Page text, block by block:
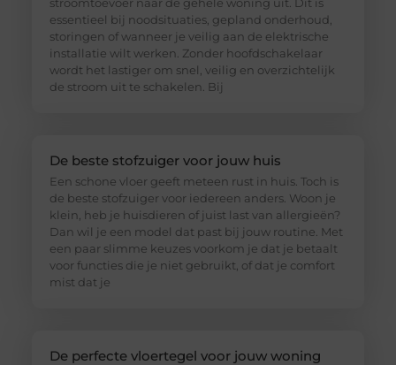
essentieel bij noodsituaties, gepland onderhoud,
storingen of wanneer je veilig aan de elektrische
installatie wilt werken. Zonder hoofdschakelaar
wordt het lastiger om snel, veilig en overzichtelijk
de stroom uit te schakelen. Bij
De beste stofzuiger voor jouw huis
Een schone vloer geeft meteen rust in huis. Toch is
de beste stofzuiger voor iedereen anders. Woon je
klein, heb je huisdieren of juist last van allergieën?
Dan wil je een model dat past bij jouw routine. Met
een paar slimme keuzes voorkom je dat je betaalt
voor functies die je niet gebruikt, of dat je comfort
mist dat je
De perfecte vloertegel voor jouw woning